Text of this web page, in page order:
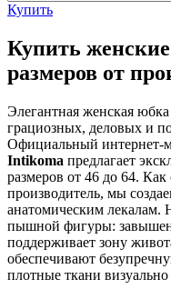
Купить
Купить
размеров от
Элегантная женская
грациозных, деловых и
Официальный интернет-
Intikoma предлагает
размеров от 46 до 64.
производитель, мы
анатомическим лекалам.
пышной фигуры:
поддерживает зону
обеспечивают
плотные ткани